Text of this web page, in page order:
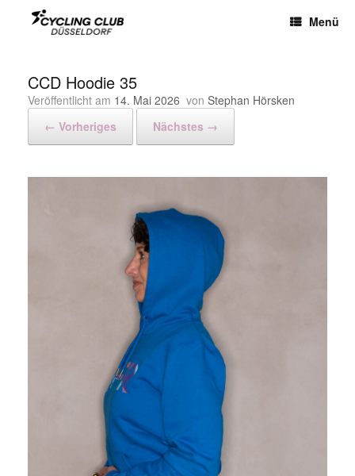
Menü
CCD Hoodie 35
Veröffentlicht am 14. Mai 2026 von Stephan Hörsken
← Vorheriges
Nächstes →